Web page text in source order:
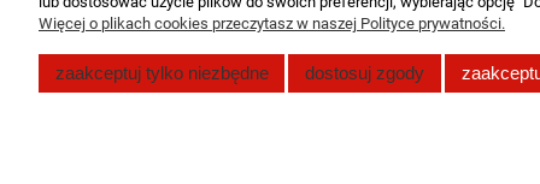
Pomoc
Zwroty i reklamacje
Moje konto
Twoje
Więcej o plikach cookies przeczytasz w naszej Polityce prywatności.
zaakceptuj tylko niezbędne dostosuj zgody